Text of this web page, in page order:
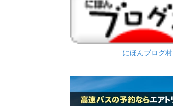
にほんブログ村